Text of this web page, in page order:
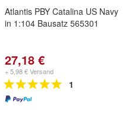
Atlantis PBY Catalina US Navy
in 1:104 Bausatz 565301
27,18 €
+ 5,98 € Versand
1